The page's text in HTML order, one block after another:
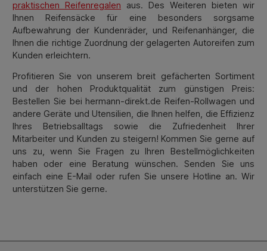
praktischen Reifenregalen aus. Des Weiteren bieten wir
Ihnen Reifensäcke für eine besonders sorgsame
Aufbewahrung der Kundenräder, und Reifenanhänger, die
Ihnen die richtige Zuordnung der gelagerten Autoreifen zum
Kunden erleichtern.
Profitieren Sie von unserem breit gefächerten Sortiment
und der hohen Produktqualität zum günstigen Preis:
Bestellen Sie bei hermann-direkt.de Reifen-Rollwagen und
andere Geräte und Utensilien, die Ihnen helfen, die Effizienz
Ihres Betriebsalltags sowie die Zufriedenheit Ihrer
Mitarbeiter und Kunden zu steigern! Kommen Sie gerne auf
uns zu, wenn Sie Fragen zu Ihren Bestellmöglichkeiten
haben oder eine Beratung wünschen. Senden Sie uns
einfach eine E-Mail oder rufen Sie unsere Hotline an. Wir
unterstützen Sie gerne.